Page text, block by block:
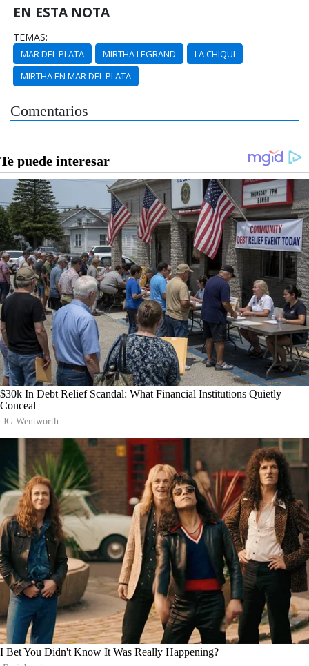
EN ESTA NOTA
TEMAS:
MAR DEL PLATA MIRTHA LEGRAND
LA CHIQUI
MIRTHA EN MAR DEL PLATA
Comentarios